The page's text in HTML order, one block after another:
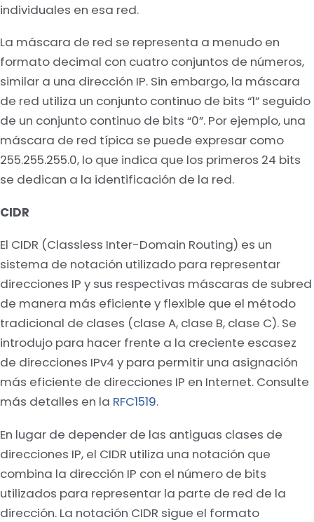
individuales en esa red.
La máscara de red se representa a menudo en
formato decimal con cuatro conjuntos de números,
similar a una dirección IP. Sin embargo, la máscara
de red utiliza un conjunto continuo de bits “1” seguido
de un conjunto continuo de bits “0”. Por ejemplo, una
máscara de red típica se puede expresar como
255.255.255.0, lo que indica que los primeros 24 bits
se dedican a la identificación de la red.
CIDR
El CIDR (Classless Inter-Domain Routing) es un
sistema de notación utilizado para representar
direcciones IP y sus respectivas máscaras de subred
de manera más eficiente y flexible que el método
tradicional de clases (clase A, clase B, clase C). Se
introdujo para hacer frente a la creciente escasez
de direcciones IPv4 y para permitir una asignación
más eficiente de direcciones IP en Internet. Consulte
más detalles en la RFC1519.
En lugar de depender de las antiguas clases de
direcciones IP, el CIDR utiliza una notación que
combina la dirección IP con el número de bits
utilizados para representar la parte de red de la
dirección. La notación CIDR sigue el formato